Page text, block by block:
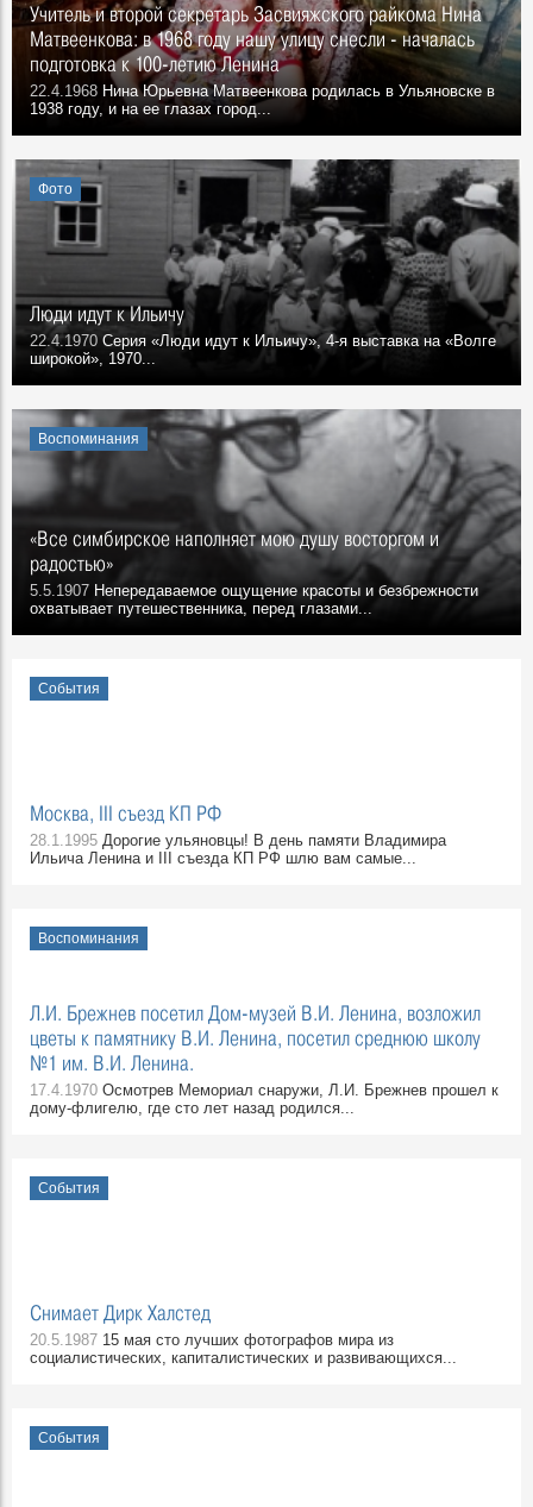
Учитель и второй секретарь Засвияжского райкома Нина
Матвеенкова: в 1968 году нашу улицу снесли - началась
подготовка к 100-летию Ленина
22.4.1968 Нина Юрьевна Матвеенкова родилась в Ульяновске в
1938 году, и на ее глазах город...
Фото
Люди идут к Ильичу
22.4.1970 Серия «Люди идут к Ильичу», 4-я выставка на «Волге
широкой», 1970...
Воспоминания
«Все симбирское наполняет мою душу восторгом и
радостью»
5.5.1907 Непередаваемое ощущение красоты и безбрежности
охватывает путешественника, перед глазами...
События
Москва, III съезд КП РФ
28.1.1995 Дорогие ульяновцы! В день памяти Владимира
Ильича Ленина и III съезда КП РФ шлю вам самые...
Воспоминания
Л.И. Брежнев посетил Дом-музей В.И. Ленина, возложил
цветы к памятнику В.И. Ленина, посетил среднюю школу
№1 им. В.И. Ленина.
17.4.1970 Осмотрев Мемориал снаружи, Л.И. Брежнев прошел к
дому-флигелю, где сто лет назад родился...
События
Снимает Дирк Халстед
20.5.1987 15 мая сто лучших фотографов мира из
социалистических, капиталистических и развивающихся...
События